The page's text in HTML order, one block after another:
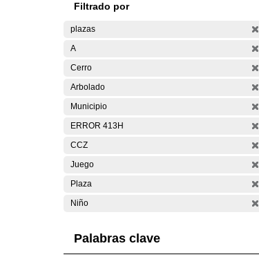
Filtrado por
plazas
A
Cerro
Arbolado
Municipio
ERROR 413H
CCZ
Juego
Plaza
Niño
Palabras clave